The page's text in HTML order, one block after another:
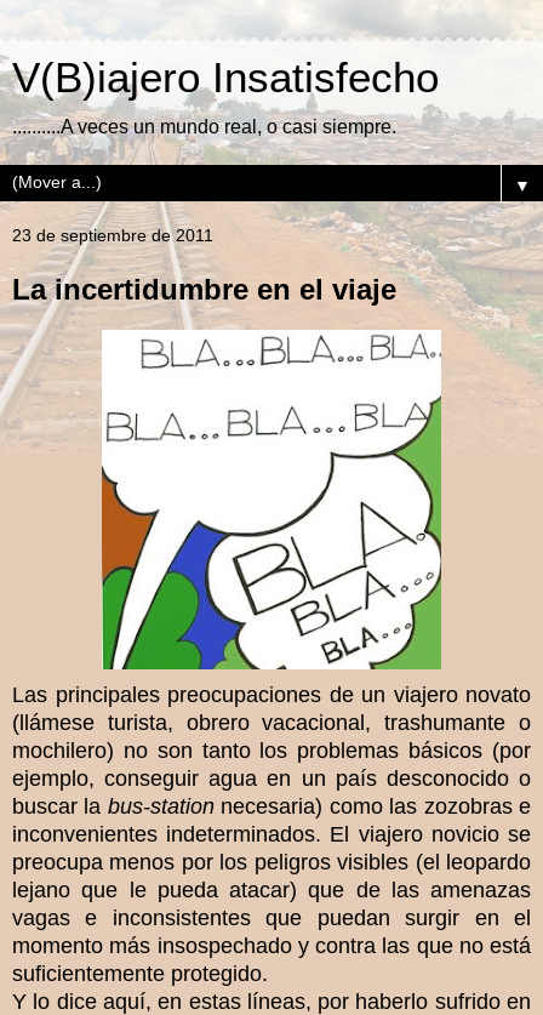
V(B)iajero Insatisfecho
..........A veces un mundo real, o casi siempre.
▼
23 de septiembre de 2011
La incertidumbre en el viaje
Las principales preocupaciones de un viajero novato
(llámese turista, obrero vacacional, trashumante o
mochilero) no son tanto los problemas básicos (por
ejemplo, conseguir agua en un país desconocido o
buscar la bus-stationnecesaria) como las zozobras e
inconvenientes indeterminados. El viajero novicio se
preocupa menos por los peligros visibles (el leopardo
lejano que le pueda atacar) que de las amenazas
vagas e inconsistentes que puedan surgir en el
momento más insospechado y contra las que no está
suficientemente protegido.
Y lo dice aquí, en estas líneas, por haberlo sufrido en